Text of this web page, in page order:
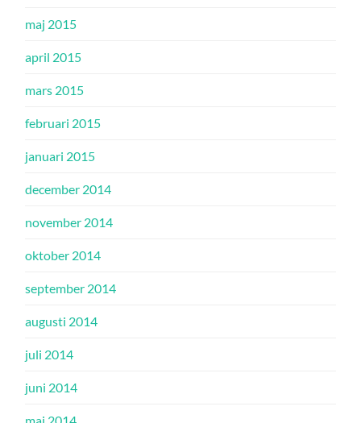
maj 2015
april 2015
mars 2015
februari 2015
januari 2015
december 2014
november 2014
oktober 2014
september 2014
augusti 2014
juli 2014
juni 2014